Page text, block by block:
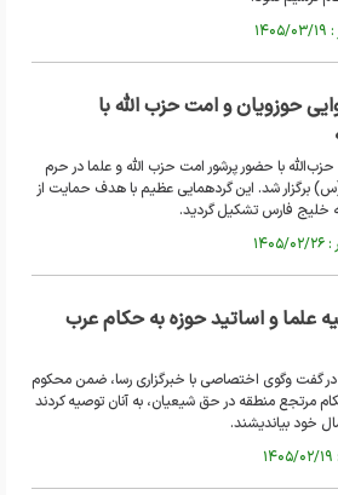
حوزویان و امت حزب الله با
با حضور پرشور امت حزب الله و علما در حرم
شد. این گردهمایی عظیم با هدف حمایت از
خلیج فارس تشکیل گردید.
علما و اساتید حوزه به حکام عرب
در گفت وگوی اختصاصی با خبرگزاری رسا، ضمن محکوم
مرتجع منطقه در حق شیعیان، به آنان توصیه کردند
خود بیاندیشند.